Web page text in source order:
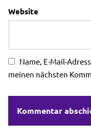
Website
Name, E-Mail-
meinen nächsten